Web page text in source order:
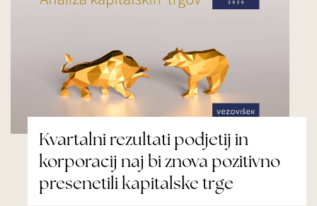
Kvartalni rezultati podjetij in
korporacij naj bi znova pozitivno
presenetili kapitalske trge